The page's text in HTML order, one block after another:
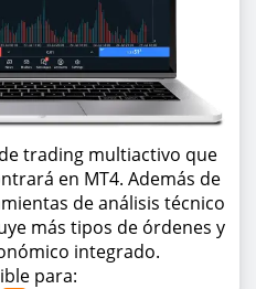
trading multiactivo que
en MT4. Además de
de análisis técnico
más tipos de órdenes y
integrado.
para: